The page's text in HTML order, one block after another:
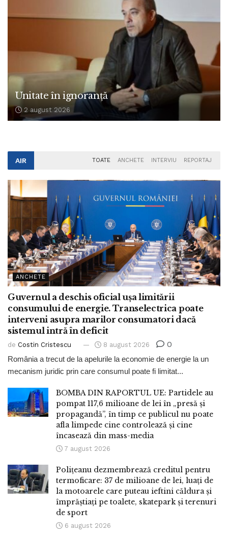
Unitate în ignoranță
2 august 2026
AIR TOATE ANCHETE INTERVIU REPORTAJ
ANCHETE
Guvernul a deschis oficial ușa limitării
consumului de energie. Transelectrica poate
interveni asupra marilor consumatori dacă
sistemul intră în deficit
de Costin Cristescu 8 august 2026 0
România a trecut de la apelurile la economie de energie la un
mecanism juridic prin care consumul poate fi limitat...
BOMBA DIN RAPORTUL UE: Partidele au
pompat 117,6 milioane de lei în „presă și
propagandă”, în timp ce publicul nu poate
afla limpede cine controlează și cine
încasează din mass-media
7 august 2026
Polițeanu dezmembrează creditul pentru
termoficare: 37 de milioane de lei, luați de
la motoarele care puteau ieftini căldura și
împrăștiați pe toalete, skatepark și terenuri
de sport
6 august 2026